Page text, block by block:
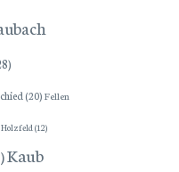
(20) Fellen
Holzfeld(12)
Kaub